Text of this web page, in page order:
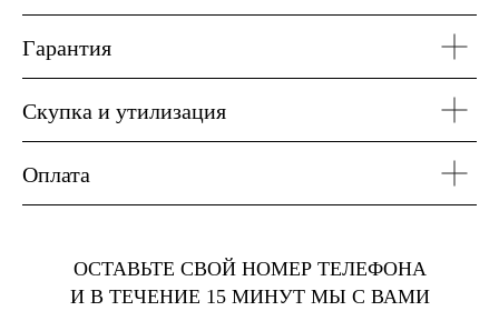
Гарантия
Скупка и утилизация
Оплата
ОСТАВЬТЕ СВОЙ НОМЕР ТЕЛЕФОНА
И В ТЕЧЕНИЕ 15 МИНУТ МЫ С ВАМИ